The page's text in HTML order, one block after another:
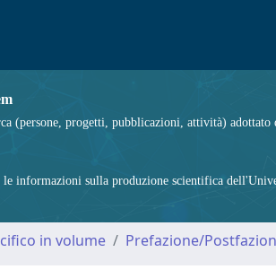
(persone, progetti, pubblicazioni, attività)
le informazioni sulla produzione scientifica
in volume Prefazione/